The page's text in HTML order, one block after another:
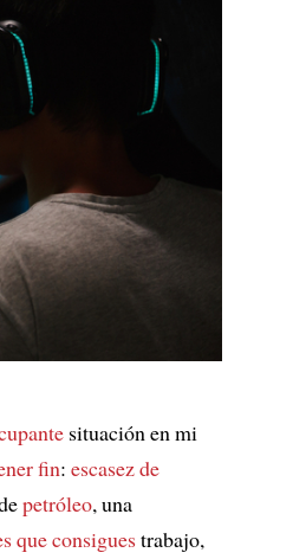
situación en mi
fin: escasez de
petróleo, una
que consiguestrabajo,